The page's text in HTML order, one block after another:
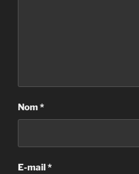
Nom*
E-mail*